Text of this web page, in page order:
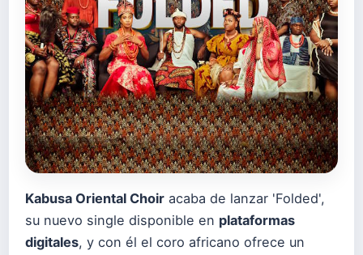
Kabusa Oriental Choir acaba de lanzar 'Folded',
su nuevo single disponible en plataformas
digitales, y con él el coro africano ofrece un